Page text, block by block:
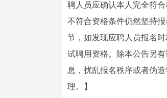
聘人员应确认本人完全符
不符合资格条件仍然坚持
节，如发现应聘人员报名
试聘用资格。除本公告另
息，扰乱报名秩序或者伪
理。】